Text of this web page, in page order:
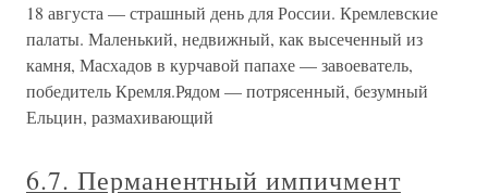
18 августа — страшный день для России. Кремлевские
палаты. Маленький, недвижный, как высеченный из
камня, Масхадов в курчавой папахе — завоеватель,
победитель Кремля.Рядом — потрясенный, безумный
Ельцин, размахивающий
6.7. Перманентный импичмент